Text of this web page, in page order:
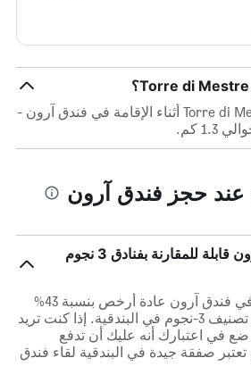
يمكنك المشي إلى Torre di Mestre أثناء الإقامة في فندق آرون -
كم.
عند حجز فندق آرون
هل الأسعار في فندق آرون قابلة للمقارنة بفنادق 3 نجوم
تكون الأسعار لكل ليلة في فندق آرون عادة أرخص بنسبة 43%
عن المعدل لفنادق ذات تصنيف 3-نجوم في البندقية. إذا كنت تريد
في اعتبارك أنه عليك أن تدفع
تعتبر صفقة جيدة في البندقية لقاء فندق